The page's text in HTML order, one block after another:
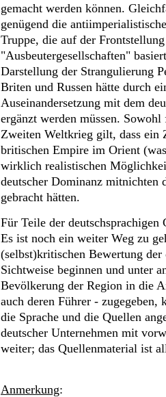
gemacht werden können.
genügend die
Truppe, die auf der
"Ausbeutergesellschaften"
Darstellung der Strangulierung
Briten und Russen hätte durch
Auseinandersetzung mit dem
ergänzt werden müssen.
Zweiten Weltkrieg gilt, dass ein
britischen Empire im Orient
wirklich realistischen
deutscher Dominanz
gebracht hätten.
Für Teile der
Es ist noch ein weiter Weg zu
(selbst)kritischen Bewertung der
Sichtweise beginnen und unter
Bevölkerung der Region in die
auch deren Führer - zugegeben,
die Sprache und die Quellen
deutscher Unternehmen mit
weiter; das Quellenmaterial ist
Anmerkung: